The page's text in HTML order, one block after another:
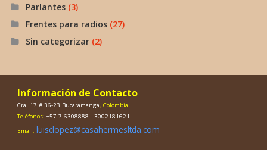
Parlantes (3)
Frentes para radios (27)
Sin categorizar (2)
Información de Contacto
Cra. 17 # 36-23 Bucaramanga, Colombia
Teléfonos: +57 7 6308888 - 3002181621
Email: luisclopez@casahermesltda.com